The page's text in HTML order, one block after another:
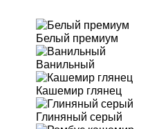
Белый премиум
Ванильный
Кашемир глянец
Глиняный серый